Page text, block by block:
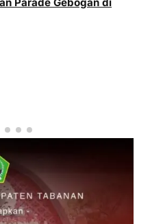
Parade Gebogan di